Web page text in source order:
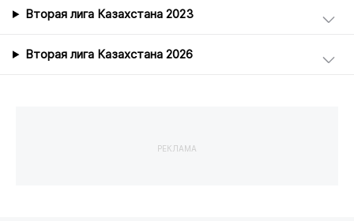
Вторая лига Казахстана 2023
Вторая лига Казахстана 2026
РЕКЛАМА